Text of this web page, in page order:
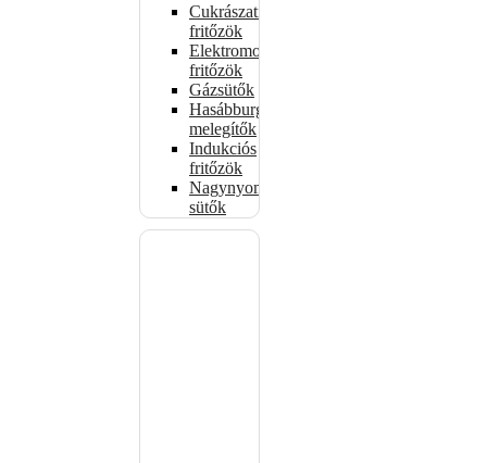
Cukrászati
fritőzök
Elektromos
fritőzök
Gázsütők
Hasábburgonya
melegítők
Indukciós
fritőzök
Nagynyomású
sütők